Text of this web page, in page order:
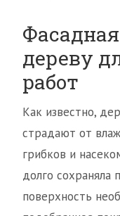
дереву
работ
Как известно,
страдают от
грибков и
долго сохраняла
поверхность